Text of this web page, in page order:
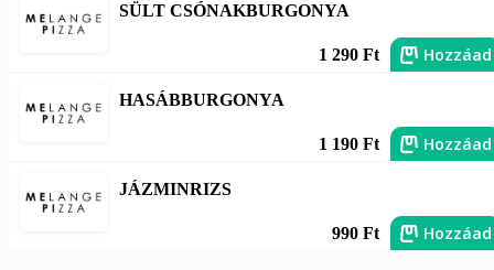
SÜLT CSÓNAKBURGONYA
1 290 Ft Hozzáad
HASÁBBURGONYA
1 190 Ft Hozzáad
JÁZMINRIZS
990 Ft Hozzáad